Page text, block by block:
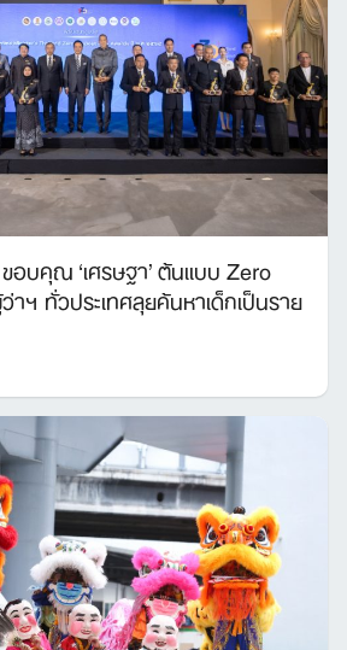
อบคุณ ‘เศรษฐา’ ต้นแบบ Zero
ฯ ทั่วประเทศลุยค้นหาเด็กเป็นราย